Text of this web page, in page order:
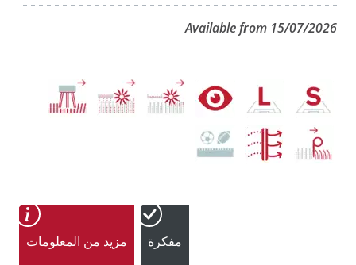
Available from 15/07/2026
مفكرة مزيد من المعلومات